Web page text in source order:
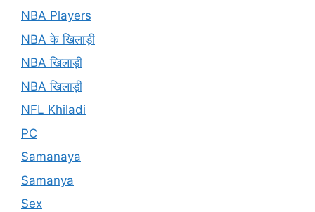
NBA Players
NBA के खिलाड़ी
NBA खिलाड़ी
NBA खिलाड़ी
NFL Khiladi
PC
Samanaya
Samanya
Sex